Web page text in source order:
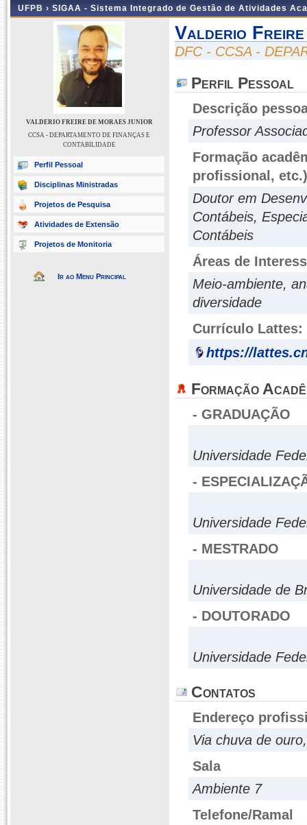
UFPB › SIGAA - Sistema Integrado de Gestão de Atividades
VALDERIO FREIRE DE MORAES JUNIOR
CCSA - DEPARTAMENTO DE FINANÇAS E
CONTABILIDADE
Perfil Pessoal
Disciplinas Ministradas
Projetos de Pesquisa
Atividades de Extensão
Projetos de Monitoria
Ir ao Menu Principal
Valderio
DFC - CCSA -
Perfil Pessoal
Descrição
Professor
Formação
profissional, etc.)
Doutor em
Contábeis,
Contábeis
Áreas de
Meio-ambiente,
diversidade
Currículo Lattes:
https://
Formação
- GRADUAÇÃO
Universidade
-
Universidade
- MESTRADO
Universidade de
- DOUTORADO
Universidade
Contatos
Endereço
Via chuva de
Sala
Ambiente 7
Telefone/Ramal